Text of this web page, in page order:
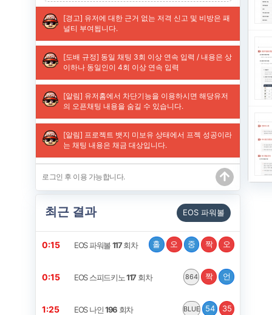
최근 결과 EOS 파워볼
0:15 EOS 파워볼117회차 홀 오 중 짝 오
0:15 EOS 스피드키노117 회차 864 짝 언
1:25 EOS 나인196 회차 BLUE 54 35